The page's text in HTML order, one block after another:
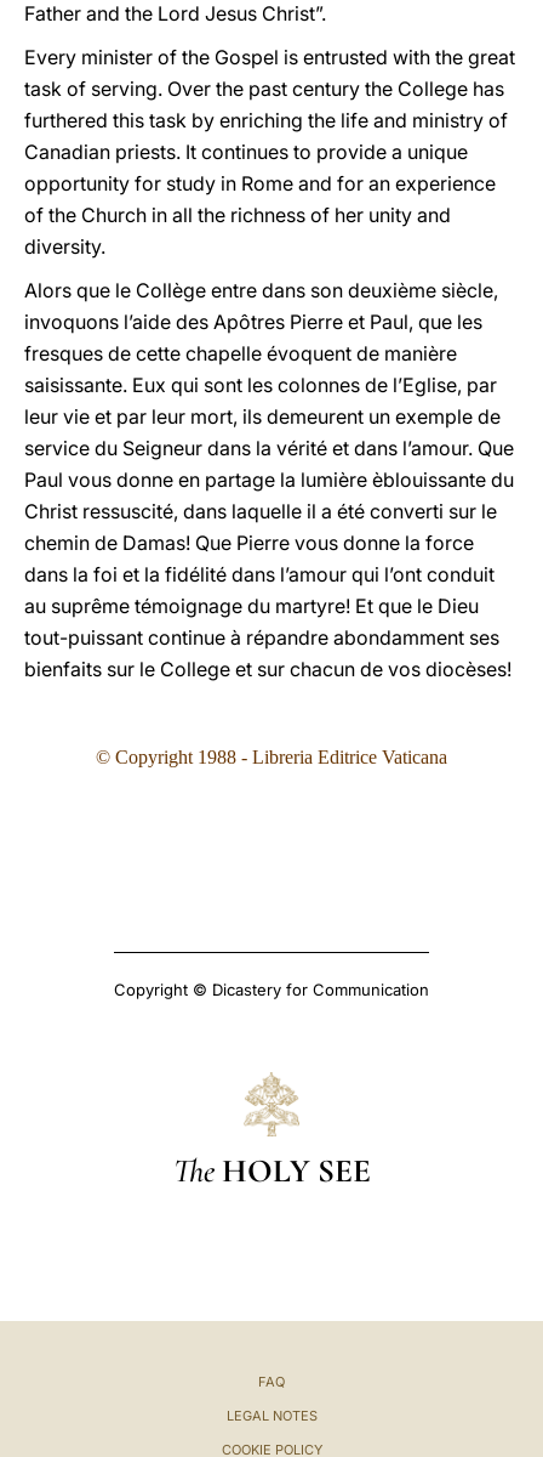
Father and the Lord Jesus Christ”.
Every minister of the Gospel is entrusted with the great
task of serving. Over the past century the College has
furthered this task by enriching the life and ministry of
Canadian priests. It continues to provide a unique
opportunity for study in Rome and for an experience
of the Church in all the richness of her unity and
diversity.
Alors que le Collège entre dans son deuxième siècle,
invoquons l’aide des Apôtres Pierre et Paul, que les
fresques de cette chapelle évoquent de manière
saisissante. Eux qui sont les colonnes de l’Eglise, par
leur vie et par leur mort, ils demeurent un exemple de
service du Seigneur dans la vérité et dans l’amour. Que
Paul vous donne en partage la lumière èblouissante du
Christ ressuscité, dans laquelle il a été converti sur le
chemin de Damas! Que Pierre vous donne la force
dans la foi et la fidélité dans l’amour qui l’ont conduit
au suprême témoignage du martyre! Et que le Dieu
tout-puissant continue à répandre abondamment ses
bienfaits sur le College et sur chacun de vos diocèses!
© Copyright 1988 - Libreria Editrice Vaticana
Copyright © Dicastery for Communication
The HOLY SEE
FAQ
LEGAL NOTES
COOKIE POLICY